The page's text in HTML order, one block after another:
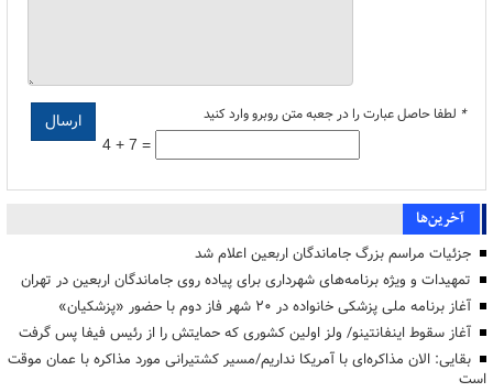
* لطفا حاصل عبارت را در جعبه متن روبرو وارد کنید
4 + 7 =
آخرین‌ها
جزئیات مراسم بزرگ جاماندگان اربعین اعلام شد
تمهیدات و ویژه برنامه‌های شهرداری برای پیاده روی جاماندگان اربعین در تهران
آغاز برنامه ملی پزشکی خانواده در ۲۰ شهر فاز دوم با حضور «پزشکیان»
آغاز سقوط اینفانتینو/ ولز اولین کشوری که حمایتش را از رئیس فیفا پس گرفت
بقایی: الان مذاکره‌ای با آمریکا نداریم/مسیر کشتیرانی مورد مذاکره با عمان موقت
است